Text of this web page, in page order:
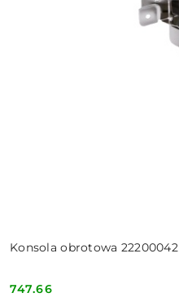
Konsola obrotowa 22200042
Cena:
747.66